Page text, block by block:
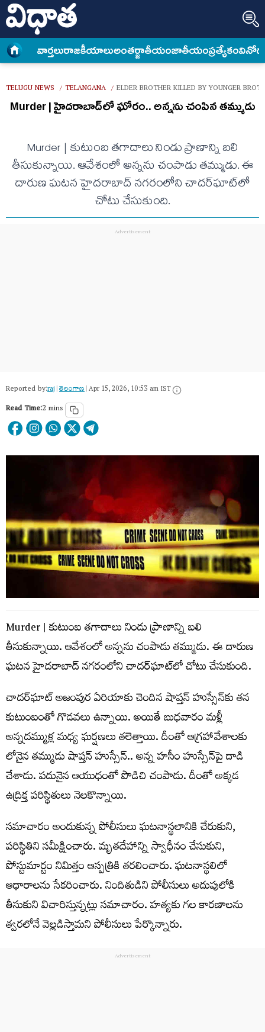
వార్త‌లురాజకీయాలుఅంత‌ర్జాతీయంజాతీయంప్రత్యేకం
TELUGU NEWS / TELANGANA / ELDER BROTHER KILLED BY YOUNGER
Murder | హైద‌రాబాద్‌లో ఘోరం.. అన్న‌ను చంపిన త‌మ్ముడు
Murder | కుటుంబ త‌గాదాలు నిండు ప్రాణాన్ని బ‌లి
తీసుకున్నాయి. ఆవేశంలో అన్న‌ను చంపాడు త‌మ్ముడు. ఈ
దారుణ ఘ‌ట‌న హైద‌రాబాద్ న‌గ‌రంలోని చాద‌ర్‌ఘాట్‌లో
చోటు చేసుకుంది.
Reported by:raj|తెలంగాణ‌|Apr 15, 2026, 10:53 am IST
Read Time:2 mins
Murder | కుటుంబ త‌గాదాలు నిండు ప్రాణాన్ని బ‌లి
తీసుకున్నాయి. ఆవేశంలో అన్న‌ను చంపాడు త‌మ్ముడు. ఈ దారుణ
ఘ‌ట‌న హైద‌రాబాద్ న‌గ‌రంలోని చాద‌ర్‌ఘాట్‌లో చోటు చేసుకుంది.
చాద‌ర్‌ఘాట్ అజంపుర ఏరియాకు చెందిన షాప్త‌న్ హుస్సేన్‌కు త‌న
కుటుంబంతో గొడ‌వ‌లు ఉన్నాయి. అయితే బుధ‌వారం మ‌ళ్లీ
అన్న‌ద‌మ్ముళ్ల మ‌ధ్య ఘ‌ర్ష‌ణ‌లు తలెత్తాయి. దీంతో ఆగ్ర‌హావేశాల‌కు
లోనైన త‌మ్ముడు షాప్త‌న్ హుస్సేన్.. అన్న హ‌సీం హుస్సేన్‌పై దాడి
చేశాడు. ప‌దునైన ఆయుధంతో పొడిచి చంపాడు. దీంతో అక్క‌డ
ఉద్రిక్త ప‌రిస్థితులు నెల‌కొన్నాయి.
స‌మాచారం అందుకున్న పోలీసులు ఘ‌ట‌నాస్థ‌లానికి చేరుకుని,
ప‌రిస్థితిని స‌మీక్షించారు. మృత‌దేహాన్ని స్వాధీనం చేసుకుని,
పోస్టుమార్టం నిమిత్తం ఆస్ప‌త్రికి త‌ర‌లించారు. ఘ‌ట‌నాస్థ‌లిలో
ఆధారాల‌ను సేక‌రించారు. నిందితుడిని పోలీసులు అదుపులోకి
తీసుకుని విచారిస్తున్నట్లు స‌మాచారం. హ‌త్యకు గ‌ల కార‌ణాలను
త్వ‌ర‌లోనే వెల్ల‌డిస్తామ‌ని పోలీసులు పేర్కొన్నారు.